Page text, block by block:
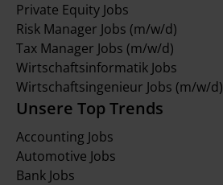
Private Equity Jobs
Risk Manager Jobs (m/w/d)
Tax Manager Jobs (m/w/d)
Wirtschaftsinformatik Jobs
Wirtschaftsingenieur Jobs (m/w/d)
Unsere Top Trends
Accounting Jobs
Automotive Jobs
Bank Jobs